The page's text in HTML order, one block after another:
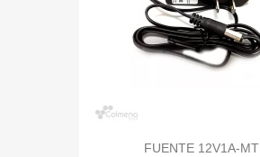
FUENTE 12V1A-MT